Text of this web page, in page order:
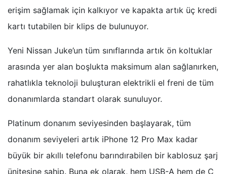
erişim sağlamak için kalkıyor ve kapakta artık üç kredi
kartı tutabilen bir klips de bulunuyor.
Yeni Nissan Juke’un tüm sınıflarında artık ön koltuklar
arasında yer alan boşlukta maksimum alan sağlanırken,
rahatlıkla teknoloji buluşturan elektrikli el freni de tüm
donanımlarda standart olarak sunuluyor.
Platinum donanım seviyesinden başlayarak, tüm
donanım seviyeleri artık iPhone 12 Pro Max kadar
büyük bir akıllı telefonu barındırabilen bir kablosuz şarj
ünitesine sahip. Buna ek olarak, hem USB-A hem de C